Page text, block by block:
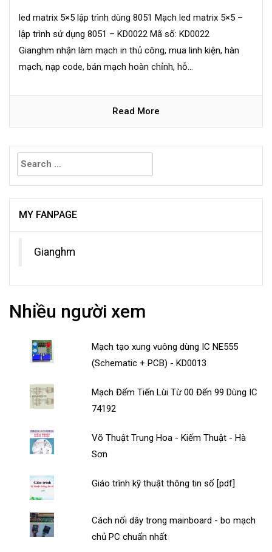
led matrix 5×5 lập trình dùng 8051 Mạch led matrix 5×5 –
lập trình sử dụng 8051 – KD0022 Mã số: KD0022
Gianghm nhận làm mạch in thủ công, mua linh kiện, hàn
mạch, nạp code, bán mạch hoàn chỉnh, hỗ...
Read More
Search
for:
MY FANPAGE
Gianghm
Nhiều người xem
Mạch tạo xung vuông dùng IC NE555
(Schematic + PCB) - KD0013
Mạch Đếm Tiến Lùi Từ 00 Đến 99 Dùng IC
74192
Võ Thuật Trung Hoa - Kiếm Thuật - Hà
Sơn
Giáo trình kỹ thuật thông tin số [pdf]
Cách nối dây trong mainboard - bo mạch
chủ PC chuẩn nhất